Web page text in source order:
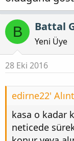
B Battal
Yeni Üye
28 Eki 2016
edirne22'
kasa o kadar
neticede